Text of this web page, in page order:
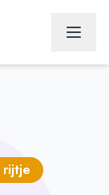
rijtje